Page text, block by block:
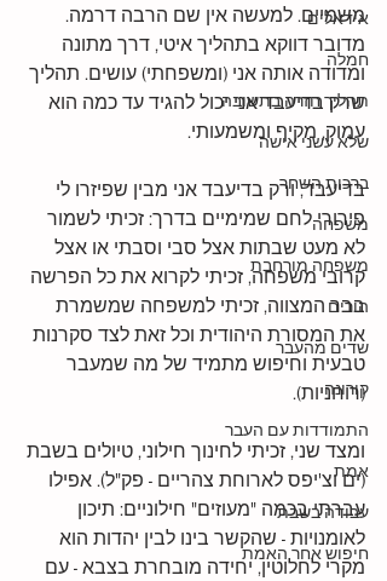
אידאלים
חמלה
תהליך חזרה בתשובה
שלא עשני אישה
ברכות השחר
משפחה
משפחה מורחבת
הורים
שדים מהעבר
קורונה
התמודדות עם העבר
אמת
עבודה בשבת
חיפוש אחר האמת
משמיים. למעשה אין שם הרבה דרמה.
מדובר דווקא בתהליך איטי, דרך מתונה
ומדודה אותה אני (ומשפחתי) עושים. תהליך
שרק בדיעבד אני יכול להגיד עד כמה הוא
עמוק, מקיף ומשמעותי.
בדיעבד, ורק בדיעבד אני מבין שפיזרו לי
פירורי לחם שמימיים בדרך: זכיתי לשמור
לא מעט שבתות אצל סבי וסבתי או אצל
קרובי משפחה, זכיתי לקרוא את כל הפרשה
בבר המצווה, זכיתי למשפחה שמשמרת
את המסורת היהודית וכל זאת לצד סקרנות
טבעית וחיפוש מתמיד של מה שמעבר
(רוחניות).
ומצד שני, זכיתי לחינוך חילוני, טיולים בשבת
(ים וצ'יפס לארוחת צהריים - פק"ל). אפילו
עברתי בכמה "מעוזים" חילוניים: תיכון
לאומנויות - שהקשר בינו לבין יהדות הוא
מקרי לחלוטין, יחידה מובחרת בצבא - עם